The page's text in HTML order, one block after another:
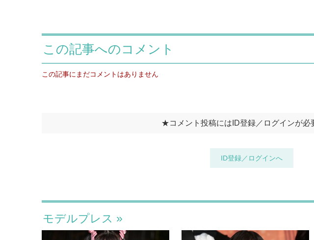
モデルプレス